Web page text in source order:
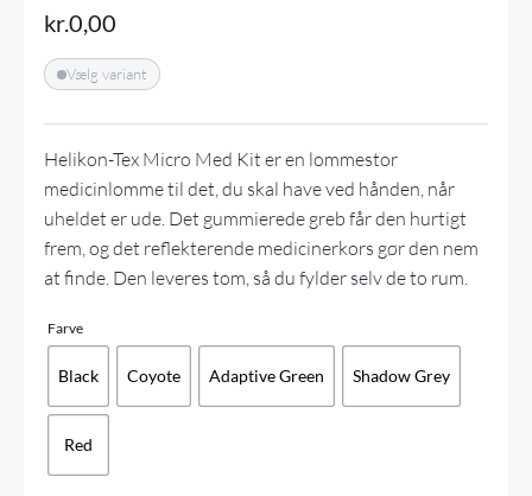
kr.0,00
Vælg variant
Helikon-Tex Micro Med Kit er en lommestor
medicinlomme til det, du skal have ved hånden, når
uheldet er ude. Det gummierede greb får den hurtigt
frem, og det reflekterende medicinerkors gør den nem
at finde. Den leveres tom, så du fylder selv de to rum.
Farve
Black Coyote Adaptive Green Shadow Grey
Red